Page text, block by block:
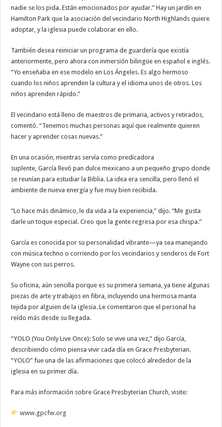
nadie se los pida. Están emocionados por ayudar.” Hay un jardín en
Hamilton Park que la asociación del vecindario North Highlands quiere
adoptar, y la iglesia puede colaborar en ello.
También desea reiniciar un programa de guardería que existía
anteriormente, pero ahora con inmersión bilingüe en español e inglés.
“Yo enseñaba en ese modelo en Los Ángeles. Es algo hermoso
cuando los niños aprenden la cultura y el idioma unos de otros. Los
niños aprenden rápido.”
El vecindario está lleno de maestros de primaria, activos y retirados,
comentó. “Tenemos muchas personas aquí que realmente quieren
hacer y aprender cosas nuevas.”
En una ocasión, mientras servía como predicadora
suplente, García llevó pan dulce mexicano a un pequeño grupo donde
se reunían para estudiar la Biblia. La idea era sencilla, pero llenó el
ambiente de nueva energía y fue muy bien recibida.
“Lo hace más dinámico, le da vida a la experiencia,” dijo. “Me gusta
darle un toque especial. Creo que la gente regresa por esa chispa.”
García es conocida por su personalidad vibrante—ya sea manejando
con música techno o corriendo por los vecindarios y senderos de Fort
Wayne con sus perros.
Su oficina, aún sencilla porque es su primera semana, ya tiene algunas
piezas de arte y trabajos en fibra, incluyendo una hermosa manta
tejida por alguien de la iglesia. Le comentaron que el personal ha
reído más desde su llegada.
“YOLO (You Only Live Once): Solo se vive una vez,” dijo García,
describiendo cómo piensa vivir cada día en Grace Presbyterian.
“YOLO” fue una de las afirmaciones que colocó alrededor de la
iglesia en su primer día.
Para más información sobre Grace Presbyterian Church, visite:
www.gpcfw.org